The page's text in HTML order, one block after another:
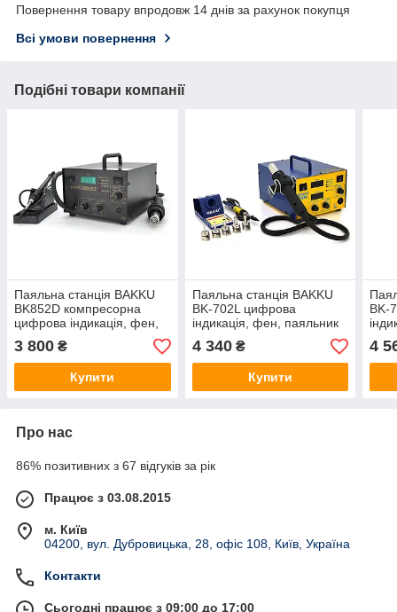
Повернення товару впродовж 14 днів за рахунок покупця
Всі умови повернення
Подібні товари компанії
Паяльна станція BAKKU
BK852D компресорна
цифрова індикація, фен,
паяльник (325*275*202)
4,46 кг
3 800 ₴
Купити
Паяльна станція BAKKU
BK-702L цифрова
індикація, фен, паяльник
320*270*192) 4,82 кг
4 340₴
Купити
BK-
4
Про нас
86% позитивних з 67 відгуків за рік
Працює з 03.08.2015
м. Київ
04200, вул. Дубровицька, 28, офіс 108, Київ, Україна
Контакти
Сьогодні працює з 09:00 до 17:00